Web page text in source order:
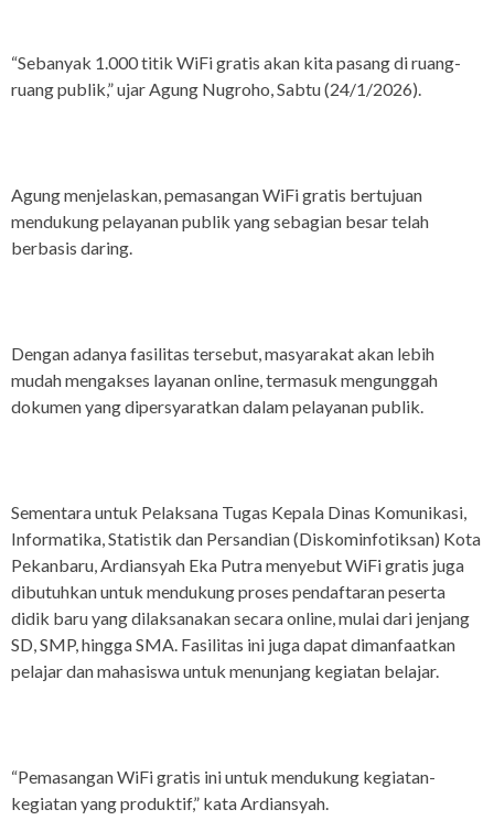
“Sebanyak 1.000 titik WiFi gratis akan kita pasang di ruang-
ruang publik,” ujar Agung Nugroho, Sabtu (24/1/2026).
Agung menjelaskan, pemasangan WiFi gratis bertujuan
mendukung pelayanan publik yang sebagian besar telah
berbasis daring.
Dengan adanya fasilitas tersebut, masyarakat akan lebih
mudah mengakses layanan online, termasuk mengunggah
dokumen yang dipersyaratkan dalam pelayanan publik.
Sementara untuk Pelaksana Tugas Kepala Dinas Komunikasi,
Informatika, Statistik dan Persandian (Diskominfotiksan) Kota
Pekanbaru, Ardiansyah Eka Putra menyebut WiFi gratis juga
dibutuhkan untuk mendukung proses pendaftaran peserta
didik baru yang dilaksanakan secara online, mulai dari jenjang
SD, SMP, hingga SMA. Fasilitas ini juga dapat dimanfaatkan
pelajar dan mahasiswa untuk menunjang kegiatan belajar.
“Pemasangan WiFi gratis ini untuk mendukung kegiatan-
kegiatan yang produktif,” kata Ardiansyah.